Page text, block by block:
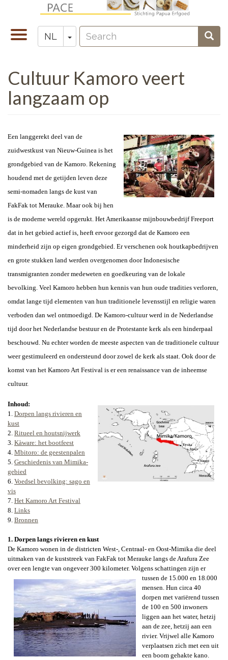
naar
gaan
Navigatie
wisselen
NL Toggle Dropdown
Zoeken
Search
Cultuur Kamoro veert
langzaam op
Een langgerekt deel van de
zuidwestkust van Nieuw-Guinea is het
grondgebied van de Kamoro. Rekening
houdend met de getijden leven deze
semi-nomaden langs de kust van
FakFak tot Merauke. Maar ook bij hen
is de moderne wereld opgerukt. Het Amerikaanse mijnbouwbedrijf Freeport
dat in het gebied actief is, heeft ervoor gezorgd dat de Kamoro een
minderheid zijn op eigen grondgebied. Er verschenen ook houtkapbedrijven
en grote stukken land werden overgenomen door Indonesische
transmigranten zonder medeweten en goedkeuring van de lokale
bevolking. Veel Kamoro hebben hun kennis van hun oude tradities verloren,
omdat lange tijd elementen van hun traditionele levensstijl en religie waren
verboden dan wel ontmoedigd. De Kamoro-cultuur werd in de Nederlandse
tijd doorhet Nederlandse bestuur en de Protestante kerk als een hinderpaal
beschouwd. Nu echter worden de meeste aspecten van de traditionele cultuur
weer gestimuleerd en ondersteund door zowel de kerk als staat . Ook door de
komst van het Kamoro Art Festival is er een renaissance van de inheemse
cultuur.
Inhoud:
1. Dorpen langs rivieren en
kust
2. Ritueel en houtsnijwerk
3. Kàware: het bootfeest
4. Mbitoro: de geestenpalen
5. Geschiedenis van Mimika-
gebied
6. Voedsel bevolking: sago en
vis
7. Het Kamoro Art Festival
8. Links
9. Bronnen
1. Dorpen langs rivieren en kust
De Kamoro wonen in de districten West-, Centraal- en Oost-Mimika die deel
uitmaken van de kuststreek van FakFak tot Merauke langs de Arafura Zee
over een lengte van ongeveer 300 kilometer. Volgens schattingen zijn er
tussen de 15.000 en 18.000
mensen. Hun circa 40
dorpen met variërend tussen
de 100 en 500 inwoners
liggen aan het water, hetzij
aan de zee, hetzij aan een
rivier. Vrijwel alle Kamoro
verplaatsen zich met een uit
een boom gehakte kano.